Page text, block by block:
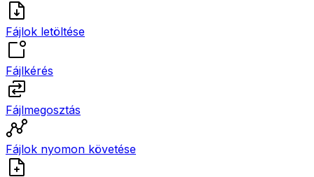
Fájlok letöltése
Fájlkérés
Fájlmegosztás
Fájlok nyomon követése